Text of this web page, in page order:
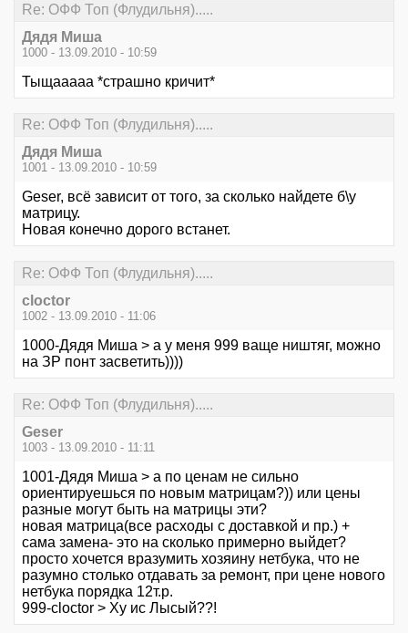
Re: ОФФ Топ (Флудильня).....
Дядя Миша
1000 - 13.09.2010 - 10:59
Тыщааааа *страшно кричит*
Re: ОФФ Топ (Флудильня).....
Дядя Миша
1001 - 13.09.2010 - 10:59
Geser, всё зависит от того, за сколько найдете б\у
матрицу.
Новая конечно дорого встанет.
Re: ОФФ Топ (Флудильня).....
cloctor
1002 - 13.09.2010 - 11:06
1000-Дядя Миша > а у меня 999 ваще ништяг, можно
на ЗР понт засветить))))
Re: ОФФ Топ (Флудильня).....
Geser
1003 - 13.09.2010 - 11:11
1001-Дядя Миша > а по ценам не сильно
ориентируешься по новым матрицам?)) или цены
разные могут быть на матрицы эти?
новая матрица(все расходы с доставкой и пр.) +
сама замена- это на сколько примерно выйдет?
просто хочется вразумить хозяину нетбука, что не
разумно столько отдавать за ремонт, при цене нового
нетбука порядка 12т.р.
999-cloctor > Ху ис Лысый??!